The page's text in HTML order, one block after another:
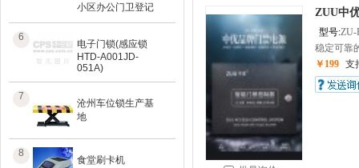
小区办公门卫登记
6
电子门锁(感应锁
HTD-A001JD-
051A)
7
沧州车位锁生产基
地
8
食堂刷卡机
ZUU中
型号:ZU-
稳定可靠
￥199 支